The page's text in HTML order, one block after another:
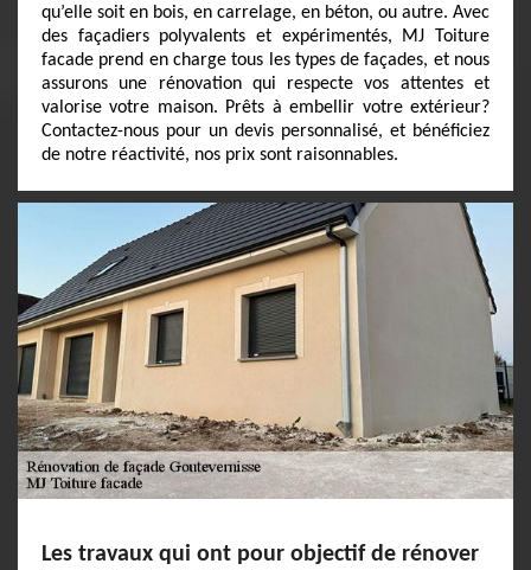
qu’elle soit en bois, en carrelage, en béton, ou autre. Avec
des façadiers polyvalents et expérimentés, MJ Toiture
facade prend en charge tous les types de façades, et nous
assurons une rénovation qui respecte vos attentes et
valorise votre maison. Prêts à embellir votre extérieur?
Contactez-nous pour un devis personnalisé, et bénéficiez
de notre réactivité, nos prix sont raisonnables.
Les travaux qui ont pour objectif de rénover